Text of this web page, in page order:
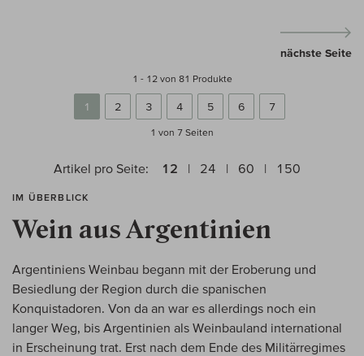
1 - 12 von 81 Produkte
1 2 3 4 5 6 7
nächste Seite
1 von 7 Seiten
Artikel pro Seite: 12 24 60 150
IM ÜBERBLICK
Wein aus Argentinien
Argentiniens Weinbau begann mit der Eroberung und
Besiedlung der Region durch die spanischen
Konquistadoren. Von da an war es allerdings noch ein
langer Weg, bis Argentinien als Weinbauland international
in Erscheinung trat. Erst nach dem Ende des Militärregimes